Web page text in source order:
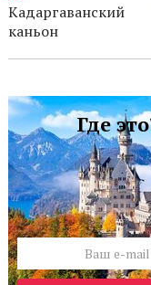
Кадаргаванский
каньон
Где